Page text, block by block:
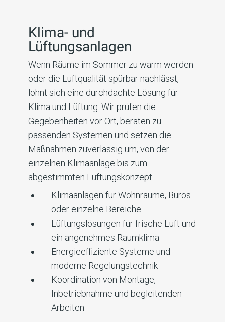
Klima- und
Lüftungsanlagen
Wenn Räume im Sommer zu warm werden
oder die Luftqualität spürbar nachlässt,
lohnt sich eine durchdachte Lösung für
Klima und Lüftung. Wir prüfen die
Gegebenheiten vor Ort, beraten zu
passenden Systemen und setzen die
Maßnahmen zuverlässig um, von der
einzelnen Klimaanlage bis zum
abgestimmten Lüftungskonzept.
Klimaanlagen für Wohnräume, Büros
oder einzelne Bereiche
Lüftungslösungen für frische Luft und
ein angenehmes Raumklima
Energieeffiziente Systeme und
moderne Regelungstechnik
Koordination von Montage,
Inbetriebnahme und begleitenden
Arbeiten